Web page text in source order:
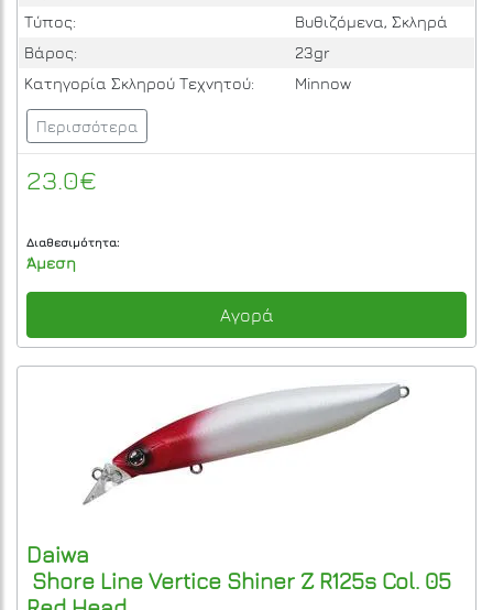
Τύπος:
Βυθιζόμενα, Σκληρά
Βάρος:
23gr
Κατηγορία Σκληρού Τεχνητού:
Minnow
Περισσότερα
23.0€
Διαθεσιμότητα:
Άμεση
Αγορά
Daiwa
Shore Line Vertice Shiner Z R125s Col. 05